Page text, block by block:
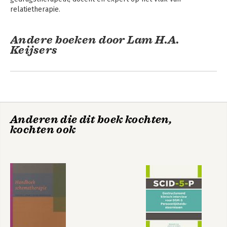
relatietherapie.
Andere boeken door Lam H.A.
Keijsers
Protocol voor
relatietherapie:
gebaseerd op EFT
Anderen die dit boek kochten,
kochten ook